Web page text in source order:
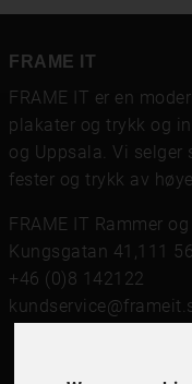
FRAME IT
FRAME IT er en
plakater og trykk og
og Uppsala. Vi selger
fester og trykk av
FRAME IT Rammer
Kungsgatan 41,111
+46 (0)8 142122